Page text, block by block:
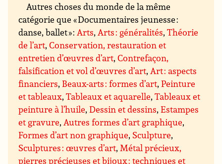
Autres choses du monde de la même
catégorie que « Documentaires jeunesse :
danse, ballet » :Arts,Arts : généralités,Théorie
de l’art,Conservation, restauration et
entretien d’œuvres d’art,Contrefaçon,
falsification et vol d’œuvres d’art,Art : aspects
financiers, Beaux-arts : formes d’art,Peinture
et tableaux,Tableaux et aquarelle,Tableaux et
peinture à l’huile,Dessin et dessins,Estampes
et gravure,Autres formes d’art graphique,
Formes d’art non graphique, Sculpture,
Sculptures : œuvres d’art,Métal précieux,
pierres précieuses et bijoux : techniques et